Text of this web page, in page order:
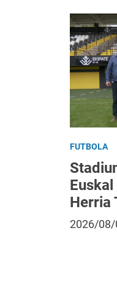
FUTBOLA
Herria
2026/08/